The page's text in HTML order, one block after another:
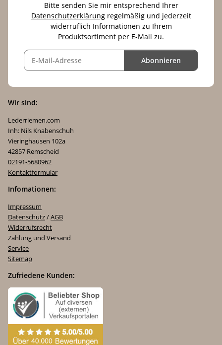
Bitte senden Sie mir entsprechend Ihrer
Datenschutzerklärungregelmäßig und jederzeit
widerruflich Informationen zu Ihrem
Produktsortiment per E-Mail zu.
Abonnieren
Wir sind:
Lederriemen.com
Inh: Nils Knabenschuh
Vieringhausen 102a
42857 Remscheid
02191-5680962
Kontaktformular
Infomationen:
Impressum
Datenschutz/AGB
Widerrufsrecht
Zahlung und Versand
Service
Sitemap
Zufriedene Kunden: